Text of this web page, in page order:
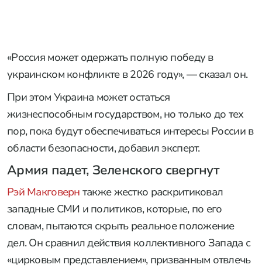
«Россия может одержать полную победу в
украинском конфликте в 2026 году», — сказал он.
При этом Украина может остаться
жизнеспособным государством, но только до тех
пор, пока будут обеспечиваться интересы России в
области безопасности, добавил эксперт.
Армия падет, Зеленского свергнут
Рэй Макговерн также жестко раскритиковал
западные СМИ и политиков, которые, по его
словам, пытаются скрыть реальное положение
дел. Он сравнил действия коллективного Запада с
«цирковым представлением», призванным отвлечь